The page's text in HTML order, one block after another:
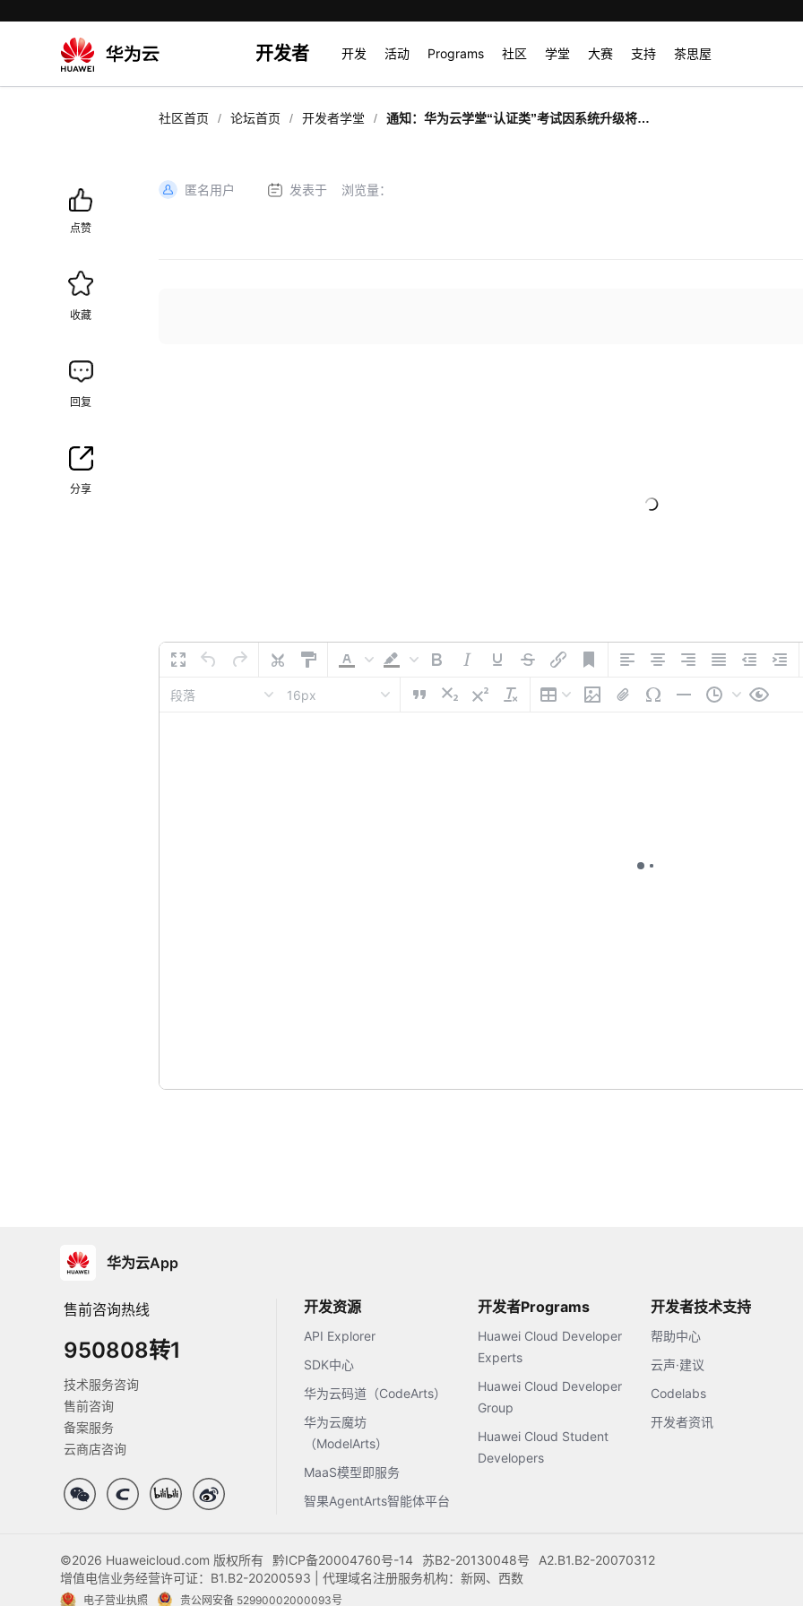
开发者 开发 活动 Programs 社区 学堂 大赛 支持 茶思屋
社区首页 / 论坛首页 / 开发者学堂 /
通知：华为云学堂“认证类”考试因系统升级将于
点赞
收藏
回复
分享
匿名用户 发表于 浏览量：
段落 16px
华为云App
售前咨询热线
950808转1
技术服务咨询
售前咨询
备案服务
云商店咨询
开发资源
API Explorer
SDK中心
华为云码道（CodeArts）
华为云魔坊
（ModelArts）
MaaS模型即服务
智果AgentArts智能体平台
开发者Programs
Huawei Cloud Developer
Experts
Huawei Cloud Developer
Group
Huawei Cloud Student
Developers
开发者技术支持
帮助中心
云声·建议
Codelabs
开发者资讯
©2026 Huaweicloud.com 版权所有 黔ICP备20004760号-14 苏B2-20130048号
A2.B1.B2-20070312
增值电信业务经营许可证：B1.B2-20200593 | 代理域名注册服务机构：新网、西数
电子营业执照 贵公网安备 52990002000093号